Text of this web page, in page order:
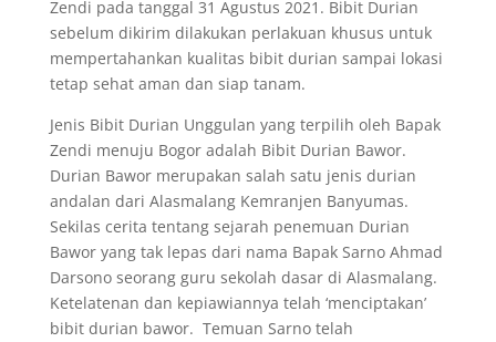
Zendi pada tanggal 31 Agustus 2021. Bibit Durian
sebelum dikirim dilakukan perlakuan khusus untuk
mempertahankan kualitas bibit durian sampai lokasi
tetap sehat aman dan siap tanam.
Jenis Bibit Durian Unggulan yang terpilih oleh Bapak
Zendi menuju Bogor adalah Bibit Durian Bawor.
Durian Bawor merupakan salah satu jenis durian
andalan dari Alasmalang Kemranjen Banyumas.
Sekilas cerita tentang sejarah penemuan Durian
Bawor yang tak lepas dari nama Bapak Sarno Ahmad
Darsono seorang guru sekolah dasar di Alasmalang.
Ketelatenan dan kepiawiannya telah ‘menciptakan’
bibit durian bawor. Temuan Sarno telah